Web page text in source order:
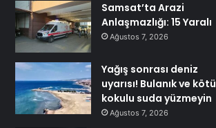
Samsat’ta Arazi
Anlaşmazlığı: 15 Yaralı
Ağustos 7, 2026
Yağış sonrası deniz
uyarısı! Bulanık ve kötü
kokulu suda yüzmeyin
Ağustos 7, 2026